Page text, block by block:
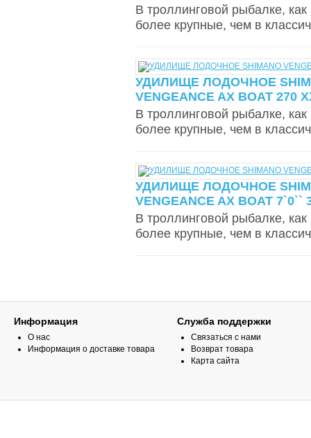
В троллинговой рыбалке,
более крупные, чем в
УДИЛИЩЕ ЛОДОЧНОЕ
VENGEANCE AX BOAT 270
В троллинговой рыбалке,
более крупные, чем в
УДИЛИЩЕ ЛОДОЧНОЕ
VENGEANCE AX BOAT 7`0``
В троллинговой рыбалке,
более крупные, чем в
Информация
О нас
Информация о доставке товара
Служба поддержки
Связаться с нами
Возврат товара
Карта сайта